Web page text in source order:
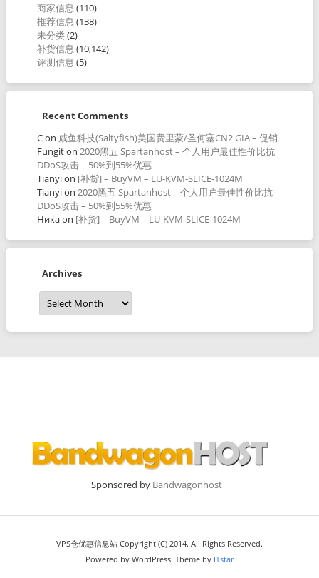
商家信息 (110)
推荐信息 (138)
未分类(2)
补货信息 (10,142)
评测信息 (5)
Recent Comments
Con 咸鱼科技(Saltyfish)美国费里蒙/圣何塞CN2 GIA – 促销
Fungiton 2020黑五 Spartanhost – 个人用户最佳性价比抗
DDoS攻击 – 50%到55%优惠
Tianyion [补货] – BuyVM – LU-KVM-SLICE-1024M
Tianyion 2020黑五 Spartanhost – 个人用户最佳性价比抗
DDoS攻击 – 50%到55%优惠
Никаon [补货] – BuyVM – LU-KVM-SLICE-1024M
Archives
Archives
Sponsored by Bandwagonhost
VPS仓优惠信息站 Copyright (C) 2014. All Rights Reserved.
Powered by WordPress. Theme by ITstar